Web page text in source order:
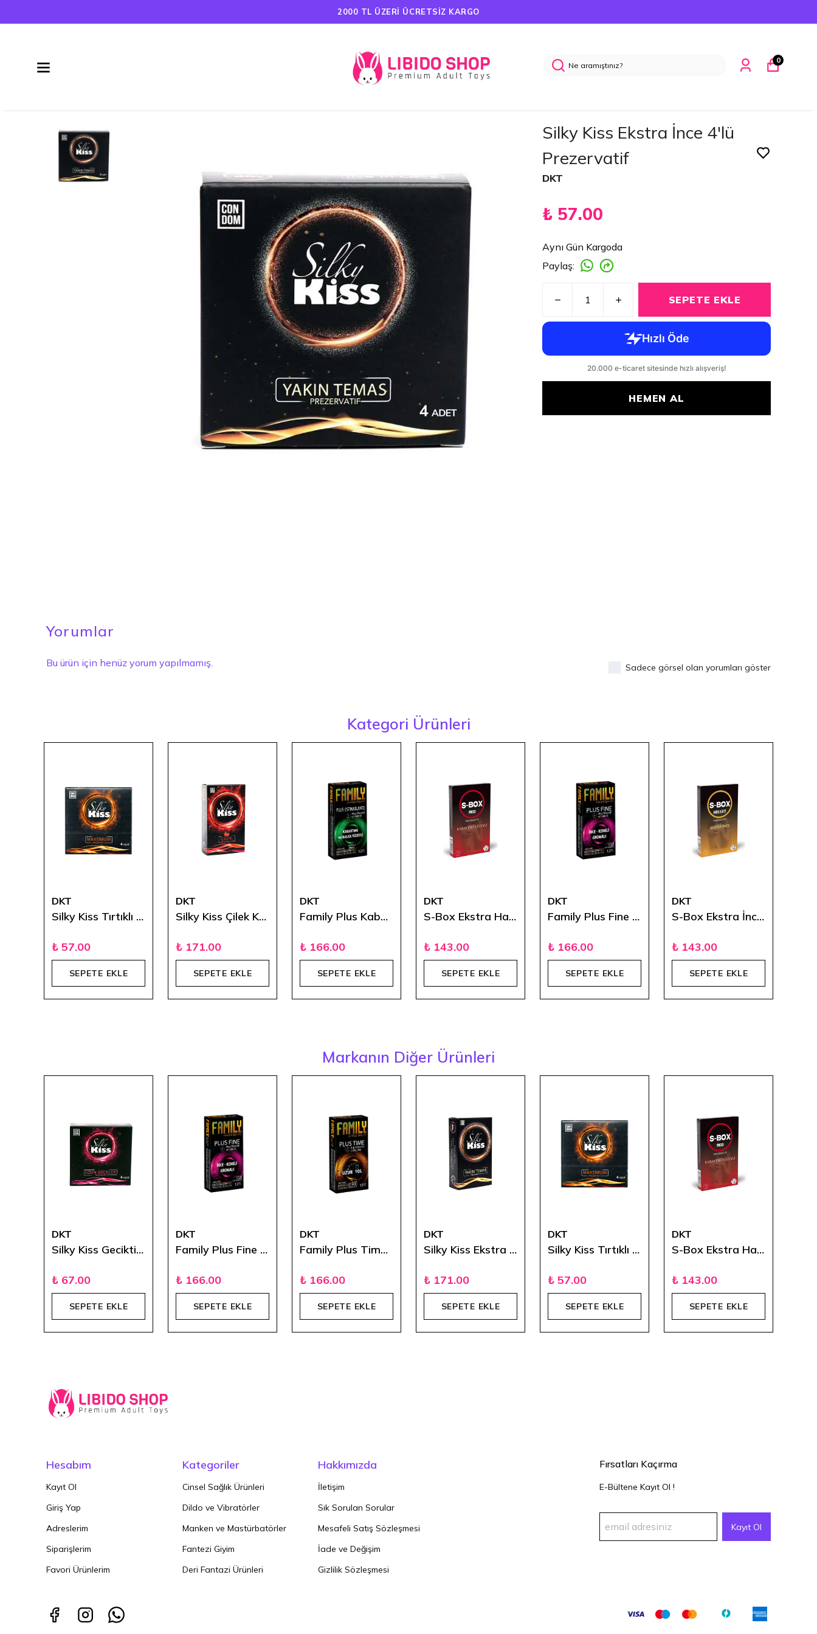
HAVALE ÖDEMELERINDE %5 İNDIRIM
0
Silky Kiss Ekstra İnce 4'lü
Prezervatif
DKT
₺ 57.00
Aynı Gün Kargoda
Paylaş:
SEPETE EKLE
HEMEN AL
Yorumlar
Bu ürün için henüz yorum yapılmamış. Sadece görsel olan yorumları göster
Kategori Ürünleri
DKT
Silky Kiss Tırtıklı 4'lü Prezervatif
₺ 57.00
SEPETE EKLE
DKT
Silky Kiss Çilek Kokulu 12'li Prezervatif
₺ 171.00
SEPETE EKLE
DKT
Family Plus Kabartmalı Halka Yüzeyli Prezervatif
₺ 166.00
SEPETE EKLE
DKT
S-Box Ekstra Haz Tırtıklı 12'li
₺ 143.00
SEPETE EKLE
DKT
Family Plus Fine İnce Renkli Ve Aromalı Prezervatif
₺ 166.00
SEPETE EKLE
DKT
S-Box Ekstra İnce 12'li
₺ 143.00
SEPETE EKLE
Markanın Diğer Ürünleri
DKT
Silky Kiss Geciktiricili 4'lü Prezervatif
₺ 67.00
SEPETE EKLE
DKT
Family Plus Fine İnce Renkli Ve Aromalı Prezervatif
₺ 166.00
SEPETE EKLE
DKT
Family Plus Time Uzun Yol Aloe Vera’lı Prezervatif
₺ 166.00
SEPETE EKLE
DKT
Silky Kiss Ekstra İnce 12'li Prezervatif
₺ 171.00
SEPETE EKLE
DKT
Silky Kiss Tırtıklı 4'lü Prezervatif
₺ 57.00
SEPETE EKLE
DKT
S-Box Ekstra Haz Tırtıklı 12'li
₺ 143.00
SEPETE EKLE
Hesabım
Kayıt Ol
Giriş Yap
Adreslerim
Siparişlerim
Favori Ürünlerim
Kategoriler
Cinsel Sağlık Ürünleri
Dildo ve Vibratörler
Manken ve Mastürbatörler
Fantezi Giyim
Deri Fantazi Ürünleri
Hakkımızda
İletişim
Sık Sorulan Sorular
Mesafeli Satış Sözleşmesi
İade ve Değişim
Gizlilik Sözleşmesi
Fırsatları Kaçırma
E-Bültene Kayıt Ol !
Kayıt Ol